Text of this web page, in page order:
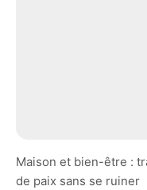
Maison et bien-être :
de paix sans se ruiner